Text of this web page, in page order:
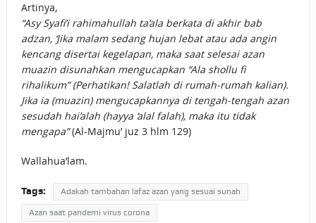
Artinya,
“Asy Syafi’i rahimahullah ta’ala berkata di akhir bab
adzan, ‘Jika malam sedang hujan lebat atau ada angin
kencang disertai kegelapan, maka saat selesai azan
muazin disunahkan mengucapkan “Ala shollu fi
rihalikum” (Perhatikan! Salatlah di rumah-rumah kalian).
Jika ia (muazin) mengucapkannya di tengah-tengah azan
sesudah hai’alah (hayya ‘alal falah), maka itu tidak
mengapa”(Al-Majmu’ juz 3 hlm 129)
Wallahua’lam.
Tags: Adakah tambahan lafaz azan yang sesuai sunah
Azan saat pandemi virus corona